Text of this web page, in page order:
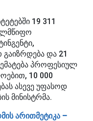
19 311
და 21
პროფესიულ
10 000
ასევე უფასოდ
მინისტრმა.
არითმეტიკა –